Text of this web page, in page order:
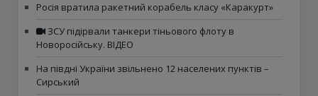
Росія вратила ракетний корабель класу «Каракурт»
ЗСУ підірвали танкери тіньового флоту в
Новоросійську. ВІДЕО
На півдні України звільнено 12 населених пунктів –
Сирський